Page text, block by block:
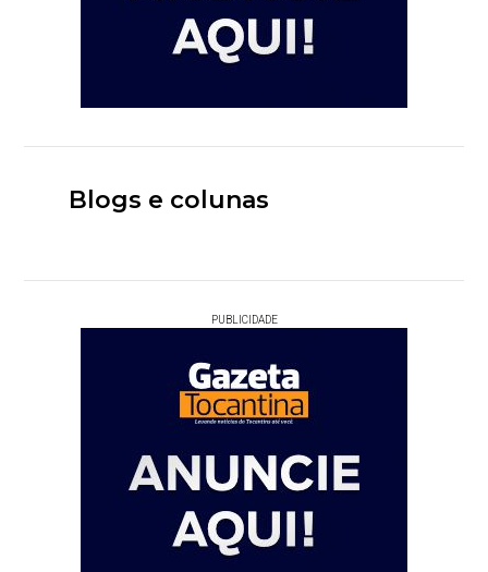
Blogs e colunas
PUBLICIDADE